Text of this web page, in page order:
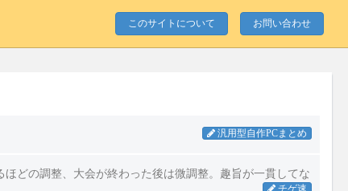
このサイトについて お問い合わせ